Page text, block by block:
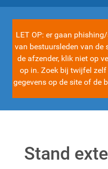
LET OP: er gaan
van bestuursleden van de
de afzender, klik niet op
op in. Zoek bij twijfel
gegevens op de site of de
Stand